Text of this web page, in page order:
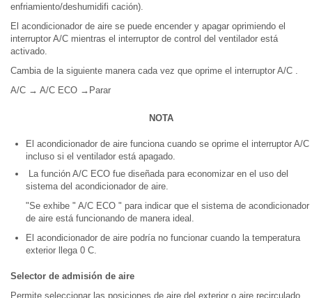
enfriamiento/deshumidifi cación).
El acondicionador de aire se puede encender y apagar oprimiendo el
interruptor A/C mientras el interruptor de control del ventilador está
activado.
Cambia de la siguiente manera cada vez que oprime el interruptor A/C .
A/C → A/C ECO → Parar
NOTA
El acondicionador de aire funciona cuando se oprime el interruptor A/C
incluso si el ventilador está apagado.
La función A/C ECO fue diseñada para economizar en el uso del
sistema del acondicionador de aire.
"Se exhibe " A/C ECO " para indicar que el sistema de acondicionador
de aire está funcionando de manera ideal.
El acondicionador de aire podría no funcionar cuando la temperatura
exterior llega 0 C.
Selector de admisión de aire
Permite seleccionar las posiciones de aire del exterior o aire recirculado.